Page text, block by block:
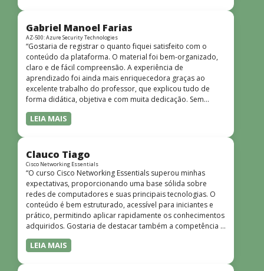
quem não tem uma bagagem técnica muito avançada.”
Gabriel Manoel Farias
AZ-500: Azure Security Technologies
“Gostaria de registrar o quanto fiquei satisfeito com o
conteúdo da plataforma. O material foi bem-organizado,
claro e de fácil compreensão. A experiência de
aprendizado foi ainda mais enriquecedora graças ao
excelente trabalho do professor, que explicou tudo de
forma didática, objetiva e com muita dedicação. Sem
dúvida, foi uma jornada de muito aprendizado!”
LEIA MAIS
Clauco Tiago
Cisco Networking Essentials
“O curso Cisco Networking Essentials superou minhas
expectativas, proporcionando uma base sólida sobre
redes de computadores e suas principais tecnologias. O
conteúdo é bem estruturado, acessível para iniciantes e
prático, permitindo aplicar rapidamente os conhecimentos
adquiridos. Gostaria de destacar também a competência e
o conhecimento técnico do instrutor Peterson, que
demonstrou total domínio do assunto e soube explicar
LEIA MAIS